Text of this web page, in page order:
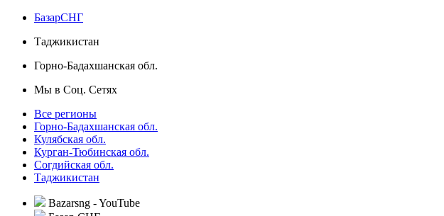
БазарСНГ
Таджикистан
Горно-Бадахшанская обл.
Мы в Соц. Сетях
Все регионы
Горно-Бадахшанская обл.
Кулябская обл.
Курган-Тюбинская обл.
Согдийская обл.
Таджикистан
Bazarsng - YouTube